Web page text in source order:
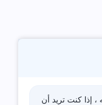
، إذا كنت تريد أن